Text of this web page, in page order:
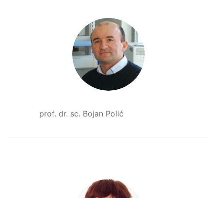
prof. dr. sc. Bojan Polić